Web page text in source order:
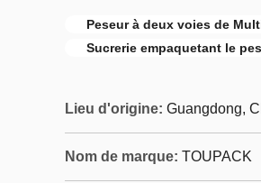
Peseur à deux voies de
Sucrerie empaquetant le
Lieu d'origine: Guangdong,
Nom de marque: TOUPACK